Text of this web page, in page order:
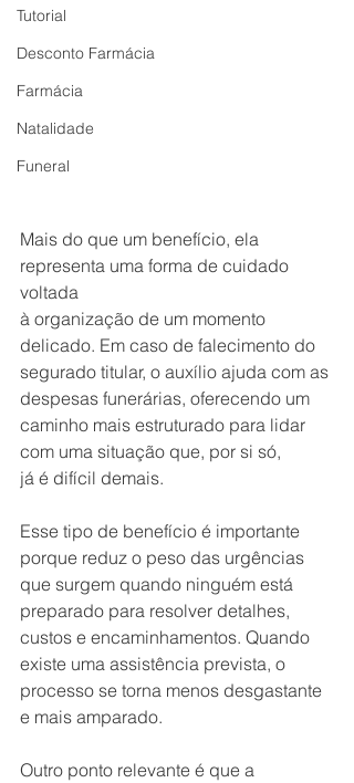
Tutorial
Desconto Farmácia
Farmácia
Natalidade
Funeral
Mais do que um benefício, ela
representa uma forma de cuidado
voltada
à organização de um momento
delicado. Em caso de falecimento do
segurado titular, o auxílio ajuda com as
despesas funerárias, oferecendo um
caminho mais estruturado para lidar
com uma situação que, por si só,
já é difícil demais.
Esse tipo de benefício é importante
porque reduz o peso das urgências
que surgem quando ninguém está
preparado para resolver detalhes,
custos e encaminhamentos. Quando
existe uma assistência prevista, o
processo se torna menos desgastante
e mais amparado.
Outro ponto relevante é que a